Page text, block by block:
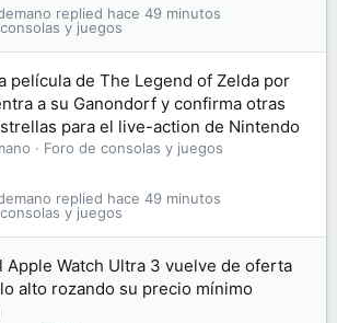
y juegos
hace 49 minutos
película de The Legend of Zelda por
a su Ganondorf y confirma otras
para el live-action de Nintendo
Foro de consolas y juegos
y juegos
hace 49 minutos
Apple Watch Ultra 3 vuelve de oferta
alto rozando su precio mínimo